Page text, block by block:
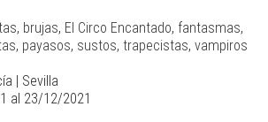
, brujas, El Circo Encantado, fantasmas,
, payasos, sustos, trapecistas, vampiros
| Sevilla
al 23/12/2021